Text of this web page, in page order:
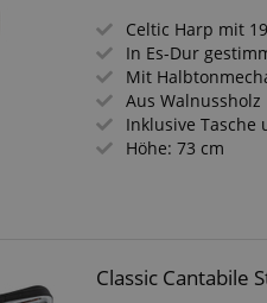
Celtic Harp mit
In Es-Dur
Mit
Aus Walnussholz
Inklusive Tasche
Höhe: 73 cm
Classic Cantabile